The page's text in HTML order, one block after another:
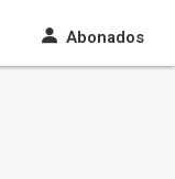
Abonados